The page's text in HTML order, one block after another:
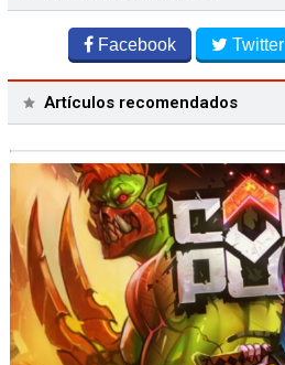
Facebook Twitter
Artículos recomendados